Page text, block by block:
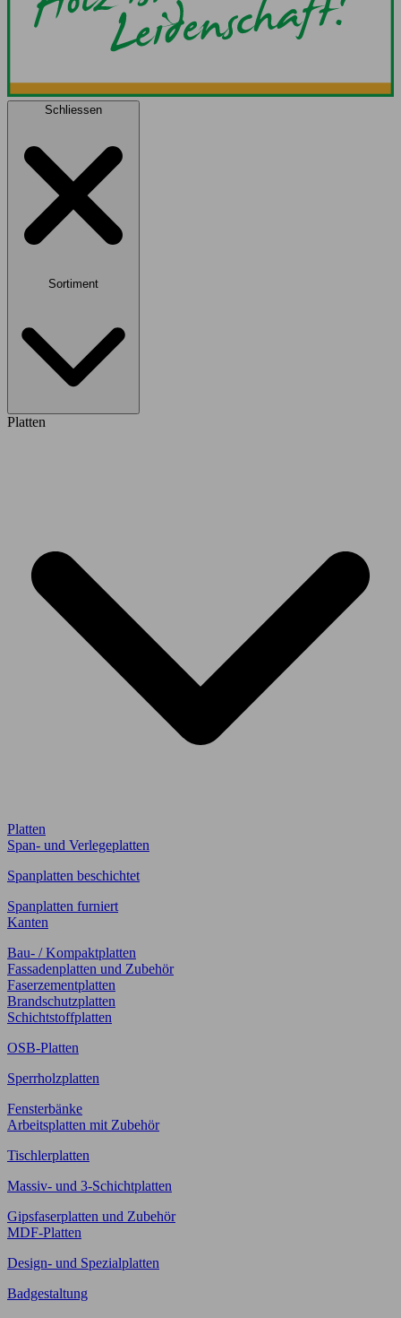
Schliessen
Sortiment
Platten
Platten
Span- und Verlegeplatten
Spanplatten beschichtet
Spanplatten furniert
Kanten
Bau- / Kompaktplatten
Fassadenplatten und Zubehör
Faserzementplatten
Brandschutzplatten
Schichtstoffplatten
OSB-Platten
Sperrholzplatten
Fensterbänke
Arbeitsplatten mit Zubehör
Tischlerplatten
Massiv- und 3-Schichtplatten
Gipsfaserplatten und Zubehör
MDF-Platten
Design- und Spezialplatten
Badgestaltung